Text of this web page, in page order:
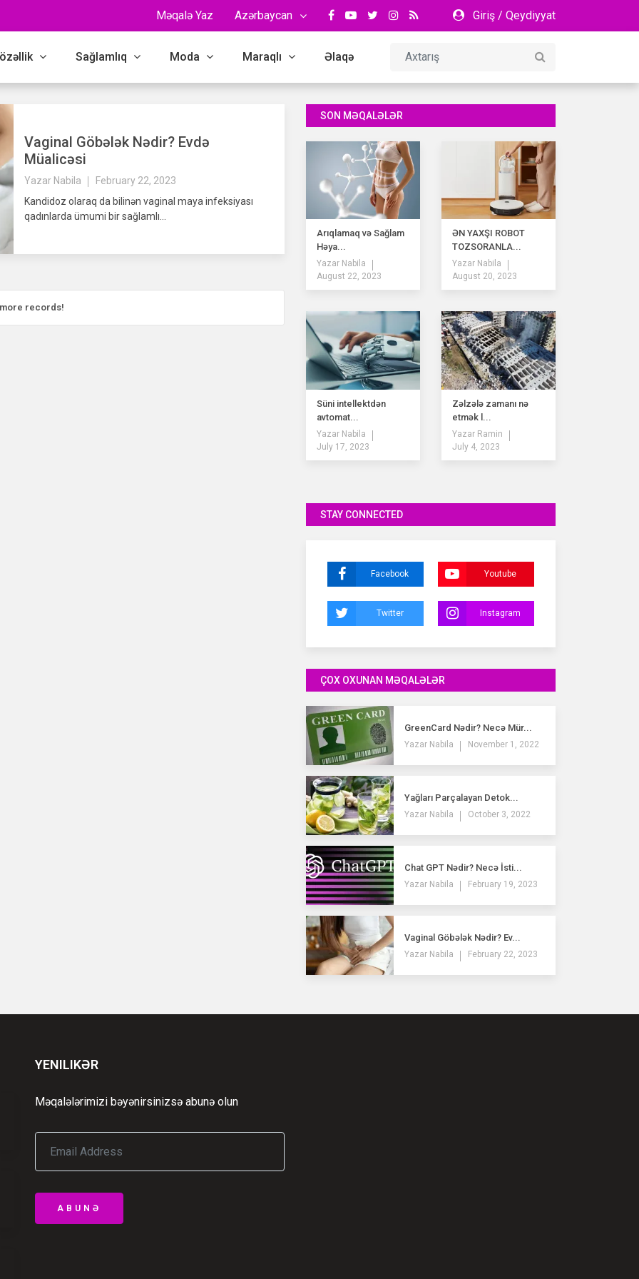
Məqalə Yaz Azərbaycan Giriş / Qeydiyyat
Sağlamlıq Moda Maraqlı Əlaqə
Vaginal Göbələk Nədir? Evdə
Müalicəsi
Yazar Nabila
February 22, 2023
Kandidoz olaraq da bilinən vaginal maya infeksiyası
qadınlarda ümumi bir sağlamlı...
records!
SON MƏQALƏLƏR
Arıqlamaq və Sağlam
Həya...
Yazar Nabila
August 22, 2023
ƏN YAXŞI ROBOT
TOZSORANLA...
Yazar Nabila
August 20, 2023
Süni intellektdən
avtomat...
Yazar Nabila
July 17, 2023
Zəlzələ zamanı nə
etmək l...
Yazar Ramin
July 4, 2023
STAY CONNECTED
Facebook Youtube
Twitter Instagram
ÇOX OXUNAN MƏQALƏLƏR
GreenCard Nədir? Necə Mür...
Yazar Nabila November 1, 2022
Yağları Parçalayan Detok...
Yazar Nabila October 3, 2022
Chat GPT Nədir? Necə İsti...
Yazar Nabila February 19, 2023
Vaginal Göbələk Nədir? Ev...
Yazar Nabila February 22, 2023
YENILIKƏR
Məqalələrimizi bəyənirsinizsə abunə olun
ABUNƏ